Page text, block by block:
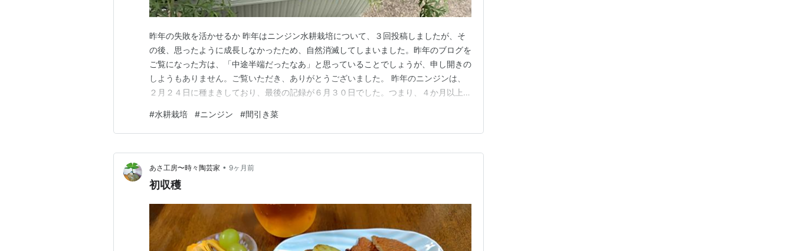
昨年の失敗を活かせるか 昨年はニンジン水耕栽培について、３回投稿しましたが、そ
の後、思ったように成長しなかったため、自然消滅してしまいました。昨年のブログを
ご覧になった方は、「中途半端だったなあ」と思っていることでしょうが、申し開きの
しようもありません。ご覧いただき、ありがとうございました。 昨年のニンジンは、
２月２４日に種まきしており、最後の記録が６月３０日でした。つまり、４か月以上経
ば、収穫時期は過ぎているのですが・・・。 葉の様子 根の様子 １、昨年の反省 葉の
部分に関しては、まあまあの育ち具合だと思いましたが、…
#水耕栽培 #ニンジン #間引き菜
あさ工房〜時々陶芸家 • 9ヶ月前
初収穫